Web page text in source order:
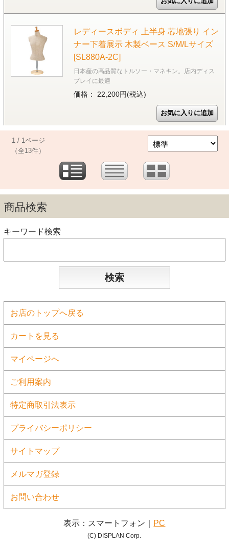
レディースボディ 上半身 芯地張り イン
ナー下着展示 木製ベース S/M/Lサイズ
[SL880A-2C]
日本産の高品質なトルソー・マネキン。店内ディス
プレイに最適
価格： 22,200円(税込)
1 / 1ページ
（全13件）
商品検索
キーワード検索
お店のトップへ戻る
カートを見る
マイページへ
ご利用案内
特定商取引法表示
プライバシーポリシー
サイトマップ
メルマガ登録
お問い合わせ
表示：スマートフォン｜ PC
(C) DISPLAN Corp.